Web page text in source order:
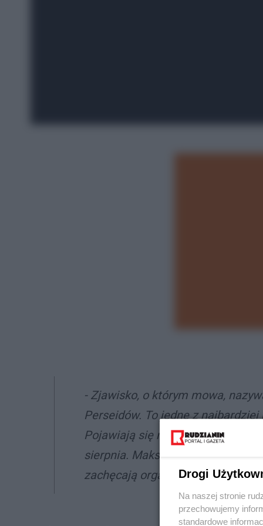
- Zjawisko, o którym mowa,
Perseidów. To jedne z
Pojawiają się na niebie każdego
sierpnia. Maksimum roju
zachęcają organizatorzy.
Drogi
Na naszej stronie
przechowujemy
standardowe